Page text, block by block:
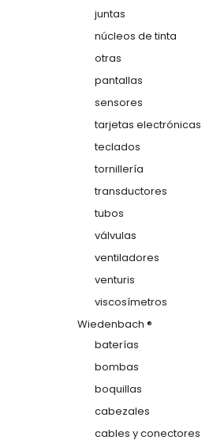
juntas
núcleos de tinta
otras
pantallas
sensores
tarjetas electrónicas
teclados
tornillería
transductores
tubos
válvulas
ventiladores
venturis
viscosímetros
Wiedenbach ®
baterías
bombas
boquillas
cabezales
cables y conectores